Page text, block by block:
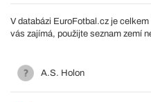
V databázi EuroFotbal.cz je celkem
vás zajímá, použijte seznam zemí
A.S. Holon